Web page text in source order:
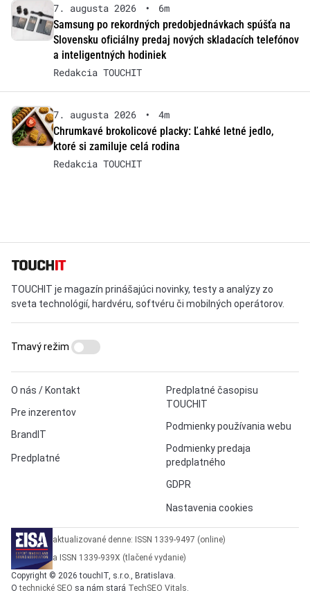
7. augusta 2026 •
6m
Samsung po rekordných predobjednávkach spúšťa na
Slovensku oficiálny predaj nových skladacích telefónov
a inteligentných hodiniek
Redakcia TOUCHIT
7. augusta 2026 •
4m
Chrumkavé brokolicové placky: Ľahké letné jedlo,
ktoré si zamiluje celá rodina
Redakcia TOUCHIT
TOUCHIT je magazín prinášajúci novinky, testy a analýzy zo
sveta technológií, hardvéru, softvéru či mobilných operátorov.
O nás / Kontakt
Pre inzerentov
BrandIT
Predplatné
Predplatné časopisu
TOUCHIT
Podmienky používania webu
Podmienky predaja
predplatného
GDPR
Nastavenia cookies
Tmavý režim
aktualizované denne: ISSN 1339-9497 (online)
a ISSN 1339-939X (tlačené vydanie)
Copyright © 2026 touchIT, s.r.o., Bratislava.
Otechnické SEO sa nám stará TechSEO Vitals.